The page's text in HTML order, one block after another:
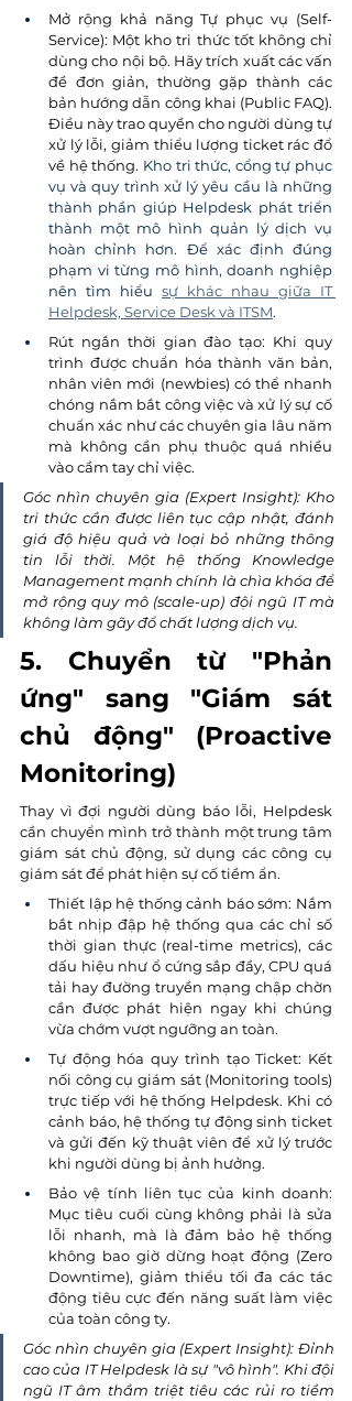
Mở rộng khả năng Tự phục vụ (Self-
Service): Một kho tri thức tốt không chỉ
dùng cho nội bộ. Hãy trích xuất các vấn
đề đơn giản, thường gặp thành các
bản hướng dẫn công khai (Public FAQ).
Điều này trao quyền cho người dùng tự
xử lý lỗi, giảm thiểu lượng ticket rác đổ
về hệ thống. Kho tri thức, cổng tự phục
vụ và quy trình xử lý yêu cầu là những
thành phần giúp Helpdesk phát triển
thành một mô hình quản lý dịch vụ
hoàn chỉnh hơn. Để xác định đúng
phạm vi từng mô hình, doanh nghiệp
nên tìm hiểu sự khác nhau giữa IT
Helpdesk, Service Desk và ITSM.
Rút ngắn thời gian đào tạo: Khi quy
trình được chuẩn hóa thành văn bản,
nhân viên mới (newbies) có thể nhanh
chóng nắm bắt công việc và xử lý sự cố
chuẩn xác như các chuyên gia lâu năm
mà không cần phụ thuộc quá nhiều
vào cầm tay chỉ việc.
Góc nhìn chuyên gia (Expert Insight): Kho
tri thức cần được liên tục cập nhật, đánh
giá độ hiệu quả và loại bỏ những thông
tin lỗi thời. Một hệ thống Knowledge
Management mạnh chính là chìa khóa để
mở rộng quy mô (scale-up) đội ngũ IT mà
không làm gãy đổ chất lượng dịch vụ.
5. Chuyển từ "Phản
ứng" sang "Giám sát
chủ động" (Proactive
Monitoring)
Thay vì đợi người dùng báo lỗi, Helpdesk
cần chuyển mình trở thành một trung tâm
giám sát chủ động, sử dụng các công cụ
giám sát để phát hiện sự cố tiềm ẩn.
Thiết lập hệ thống cảnh báo sớm: Nắm
bắt nhịp đập hệ thống qua các chỉ số
thời gian thực (real-time metrics), các
dấu hiệu như ổ cứng sắp đầy, CPU quá
tải hay đường truyền mạng chập chờn
cần được phát hiện ngay khi chúng
vừa chớm vượt ngưỡng an toàn.
Tự động hóa quy trình tạo Ticket: Kết
nối công cụ giám sát (Monitoring tools)
trực tiếp với hệ thống Helpdesk. Khi có
cảnh báo, hệ thống tự động sinh ticket
và gửi đến kỹ thuật viên để xử lý trước
khi người dùng bị ảnh hưởng.
Bảo vệ tính liên tục của kinh doanh:
Mục tiêu cuối cùng không phải là sửa
lỗi nhanh, mà là đảm bảo hệ thống
không bao giờ dừng hoạt động (Zero
Downtime), giảm thiểu tối đa các tác
động tiêu cực đến năng suất làm việc
của toàn công ty.
Góc nhìn chuyên gia (Expert Insight): Đỉnh
cao của IT Helpdesk là sự "vô hình". Khi đội
ngũ IT âm thầm triệt tiêu các rủi ro tiềm